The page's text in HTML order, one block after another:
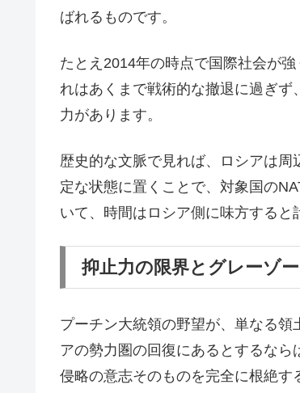
ばれるものです。
たとえ2014年の時点で国際社会が
れはあくまで戦術的な撤退に過ぎ
力があります。
歴史的な文脈で見れば、ロシアは
定な状態に置くことで、対象国の
いて、時間はロシア側に味方すると
抑止力の限界とグレーゾ
プーチン大統領の野望が、単なる
アの勢力圏の回復にあるとするなら
侵略の意志そのものを完全に根絶す